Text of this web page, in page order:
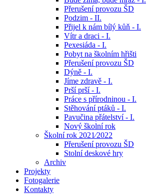
Přerušení provozu ŠD
Podzim - II.
Přijel k nám bílý kůň - I.
Vítr a draci - I.
Pexesiáda - I.
Pobyt na školním hřišti
Přerušení provozu ŠD
Dýně - I.
Jíme zdravě - I.
Prší prší - I.
Práce s přírodninou - I.
Stěhování ptáků - I.
Pavučina přátelství - I.
Nový školní rok
Školní rok 2021⁄2022
Přerušení provozu ŠD
Stolní deskové hry
Archiv
Projekty
Fotogalerie
Kontakty